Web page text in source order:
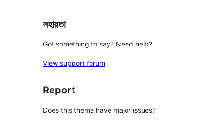
সহায়তা
Got something to say? Need help?
View support forum
Report
Does this theme have major issues?